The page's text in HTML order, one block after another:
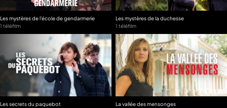
Les mystères de l'école de gendarmerie
1 téléfilm
Les mystères de la duchesse
1 téléfilm
Les secrets du paquebot
La vallée des mensonges